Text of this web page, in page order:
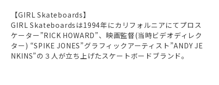
【GIRL Skateboards】
GIRL Skateboardsは1994年にカリフォルニアにてプロス
ケーター”RICK HOWARD”、映画監督(当時ビデオディレク
ター) “SPIKE JONES”グラフィックアーティスト”ANDY JE
NKINS”の３人が立ち上げたスケートボードブランド。